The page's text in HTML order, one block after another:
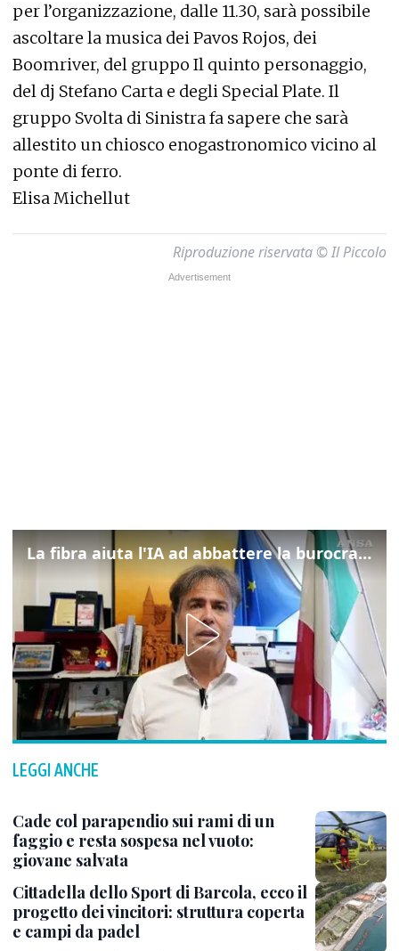
per l’organizzazione, dalle 11.30, sarà possibile
ascoltare la musica dei Pavos Rojos, dei
Boomriver, del gruppo Il quinto personaggio,
del dj Stefano Carta e degli Special Plate. Il
gruppo Svolta di Sinistra fa sapere che sarà
allestito un chiosco enogastronomico vicino al
ponte di ferro.
Elisa Michellut
Riproduzione riservata © Il Piccolo
La fibra aiuta l'IA ad abbattere la burocrazia, progetto pilota in Veneto
LEGGI ANCHE
Cade col parapendio sui rami di un
faggio e resta sospesa nel vuoto:
giovane salvata
Cittadella dello Sport di Barcola, ecco il
progetto dei vincitori: struttura coperta
e campi da padel